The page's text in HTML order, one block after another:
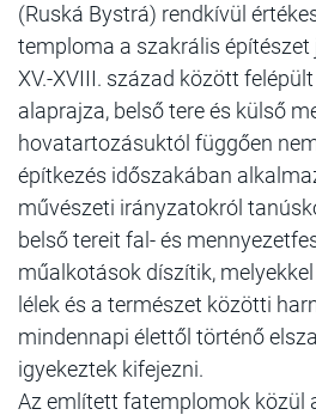
(Ruská Bystrá) rendkívül
temploma a szakrális építészet
XV.-XVIII. század között
alaprajza, belső tere és külső
hovatartozásuktól függően
építkezés időszakában
művészeti irányzatokról
belső tereit fal- és
műalkotások díszítik,
lélek és a természet közötti
mindennapi élettől történő
igyekeztek kifejezni.
Az említett fatemplomok közül